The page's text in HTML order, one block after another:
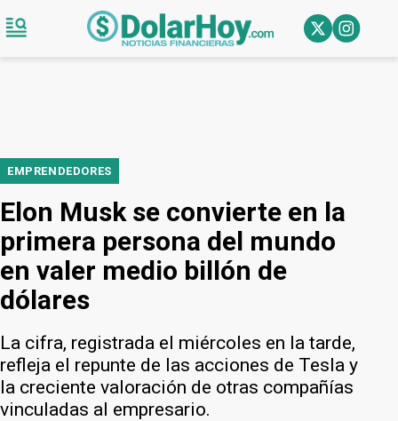
EMPRENDEDORES
Elon Musk se convierte en la
primera persona del mundo
en valer medio billón de
dólares
La cifra, registrada el miércoles en la tarde,
refleja el repunte de las acciones de Tesla y
la creciente valoración de otras compañías
vinculadas al empresario.